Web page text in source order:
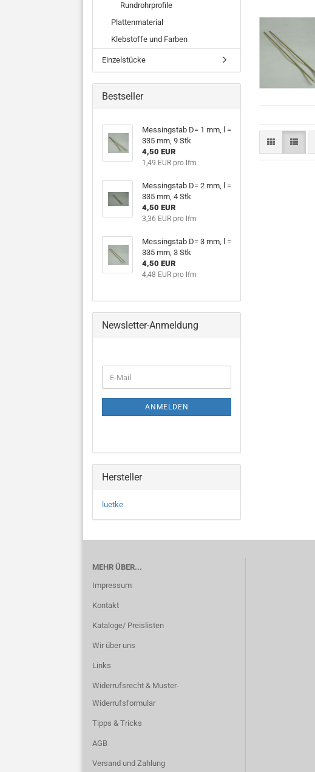
Rundrohrprofile
Plattenmaterial
Klebstoffe und Farben
Einzelstücke
Bestseller
Messingstab D= 1 mm, l =
335 mm, 9 Stk
4,50 EUR
1,49 EUR pro lfm
Messingstab D= 2 mm, l =
335 mm, 4 Stk
4,50 EUR
3,36 EUR pro lfm
Messingstab D= 3 mm, l =
335 mm, 3 Stk
4,50 EUR
4,48 EUR pro lfm
Newsletter-Anmeldung
ZUR
ANMELDUNG
E-
Mail
ANMELDEN
Hersteller
luetke
MEHR ÜBER...
Impressum
Kontakt
Kataloge/ Preislisten
Wir über uns
Links
Widerrufsrecht & Muster-
Widerrufsformular
Tipps & Tricks
AGB
Versand und Zahlung